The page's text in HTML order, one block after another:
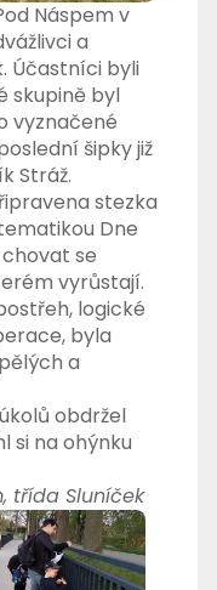
Náspem v
a
Účastníci byli
skupině byl
vyznačené
šipky již
Stráž.
stezka
Dne
se
vyrůstají.
logické
byla
a
obdržel
si na ohýnku
třída Sluníček